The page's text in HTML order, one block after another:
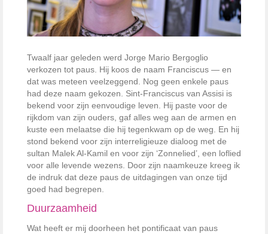
Twaalf jaar geleden werd Jorge Mario Bergoglio
verkozen tot paus. Hij koos de naam Franciscus — en
dat was meteen veelzeggend. Nog geen enkele paus
had deze naam gekozen. Sint-Franciscus van Assisi is
bekend voor zijn eenvoudige leven. Hij paste voor de
rijkdom van zijn ouders, gaf alles weg aan de armen en
kuste een melaatse die hij tegenkwam op de weg. En hij
stond bekend voor zijn interreligieuze dialoog met de
sultan Malek Al-Kamil en voor zijn ‘Zonnelied’, een loflied
voor alle levende wezens. Door zijn naamkeuze kreeg ik
de indruk dat deze paus de uitdagingen van onze tijd
goed had begrepen.
Duurzaamheid
Wat heeft er mij doorheen het pontificaat van paus